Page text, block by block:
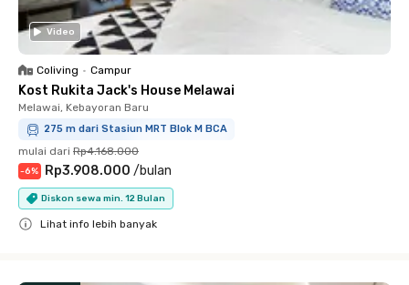
Video
Coliving • Campur
Kost Rukita Jack's House Melawai
Melawai, Kebayoran Baru
275 m dari Stasiun MRT Blok M BCA
mulai dari Rp4.168.000
-6% Rp3.908.000 /bulan
Diskon sewa min. 12 Bulan
Lihat info lebih banyak